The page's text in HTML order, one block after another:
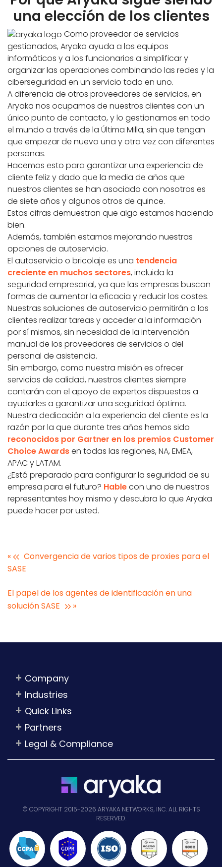
una elección de los clientes
Como proveedor de servicios
gestionados, Aryaka ayuda a los equipos
informáticos y a los funcionarios a simplificar y
organizar las operaciones combinando las redes y la
ciberseguridad en un servicio todo en uno.
A diferencia de otros proveedores de servicios, en
Aryaka nos ocupamos de nuestros clientes con un
único punto de contacto, y lo gestionamos en todo
el mundo a través de la Última Milla, sin que tengan
que empezar de nuevo una y otra vez con diferentes
personas.
Hacemos esto para garantizar una experiencia de
cliente feliz y dado que la media de años que
nuestros clientes se han asociado con nosotros es
de siete años y algunos otros de quince.
Estas cifras demuestran que algo estamos haciendo
bien.
Además, también estamos mejorando nuestras
opciones de autoservicio.
El autoservicio o bricolaje es una tendencia
creciente en muchos sectores, incluida la
seguridad empresarial, ya que las empresas buscan
formas de aumentar la eficacia y reducir los costes.
Nuestras soluciones de autoservicio permitirán a los
clientes realizar tareas y acceder a la información
por sí mismos, sin necesidad de la intervención
manual de los proveedores de servicios o del
personal de asistencia.
Sin embargo, como nuestra misión es ofrecer
servicios de calidad, nuestros clientes siempre
contarán con el apoyo de expertos dispuestos a
ayudarles a garantizar una seguridad óptima.
Nuestra dedicación a la experiencia del cliente es la
razón por la que durante tres años hemos sido
reconocidos por Gartner en los premios Customer
Choice Awardsen todas las regiones, NA, EMEA,
APAC y LATAM.
¿Está preparado para configurar la seguridad de su
empresa para el futuro? Hablecon uno de nuestros
representantes hoy mismo y descubra lo que Aryaka
puede hacer por usted.
«
Convergencia de varios tipos de proxies para el
SASE
El papel de los agentes de identificación en una
solución SASE
»
Company
Industries
Quick Links
Partners
Legal & Compliance
© COPYRIGHT 2015-2026 ARYAKA NETWORKS, INC. ALL RIGHTS
RESERVED.